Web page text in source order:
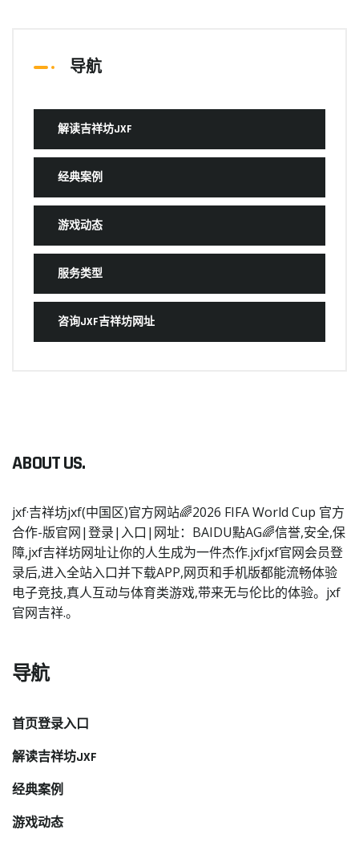
导航
解读吉祥坊JXF
经典案例
游戏动态
服务类型
咨询JXF吉祥坊网址
ABOUT US.
jxf·吉祥坊jxf(中国区)官方网站🌈2026 FIFA World Cup 官方
合作-版官网|登录|入口|网址：BAIDU點AG🌈信誉,安全,保
障,jxf吉祥坊网址让你的人生成为一件杰作.jxfjxf官网会员登
录后,进入全站入口并下载APP,网页和手机版都能流畅体验
电子竞技,真人互动与体育类游戏,带来无与伦比的体验。jxf
官网吉祥.。
导航
首页登录入口
解读吉祥坊JXF
经典案例
游戏动态